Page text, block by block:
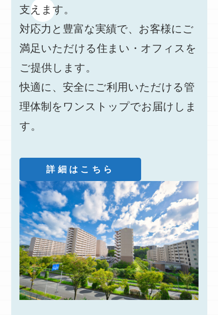
支えます。
対応力と豊富な実績で、お客様にご
満足いただける住まい・オフィスを
ご提供します。
快適に、安全にご利用いただける管
理体制をワンストップでお届けしま
す。
詳細はこちら